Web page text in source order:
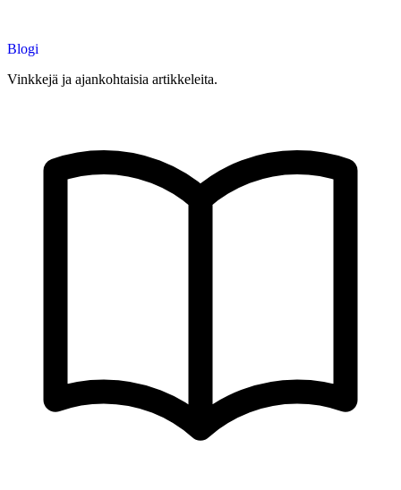
Blogi
Vinkkejä ja ajankohtaisia artikkeleita.